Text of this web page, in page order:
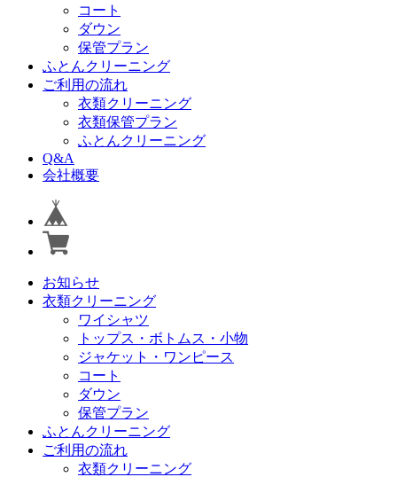
コート
ダウン
保管プラン
ふとんクリーニング
ご利用の流れ
衣類クリーニング
衣類保管プラン
ふとんクリーニング
Q&A
会社概要
お知らせ
衣類クリーニング
ワイシャツ
トップス・ボトムス・小物
ジャケット・ワンピース
コート
ダウン
保管プラン
ふとんクリーニング
ご利用の流れ
衣類クリーニング